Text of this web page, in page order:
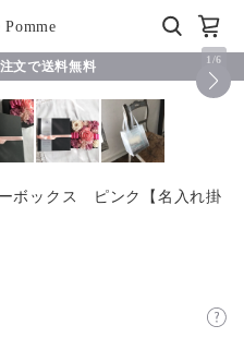
文で送料無料 1 /6
ボックス ピンク【名入れ掛